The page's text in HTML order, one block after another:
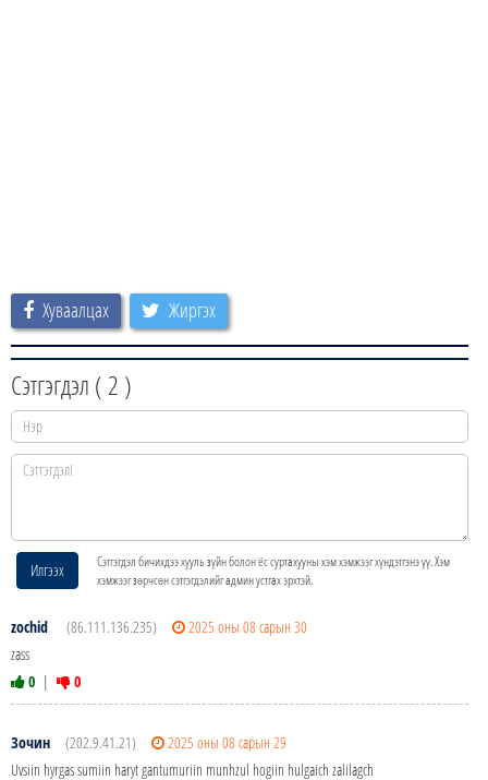
Хуваалцах Жиргэх
Сэтгэгдэл (2 )
Илгээх
Сэтгэгдэл бичихдээ хууль зүйн болон ёс суртахууны хэм хэмжээг хүндэтгэнэ үү. Хэм
хэмжээг зөрчсөн сэтгэгдэлийг админ устгах эрхтэй.
zochid (86.111.136.235)
2025 оны 08 сарын 30
zass
0 | 0
Зочин (202.9.41.21)
2025 оны 08 сарын 29
Uvsiin hyrgas sumiin haryt gantumuriin munhzul hogiin hulgaich zalilagch